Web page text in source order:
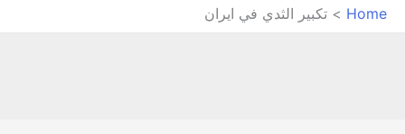
Home تكبير الثدي في ايران